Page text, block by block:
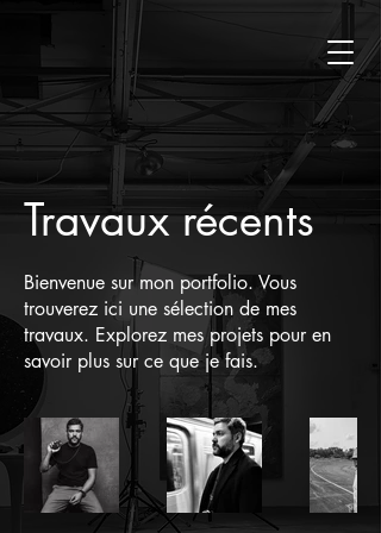
Travaux récents
Bienvenue sur mon portfolio. Vous
trouverez ici une sélection de mes
travaux. Explorez mes projets pour en
savoir plus sur ce que je fais.